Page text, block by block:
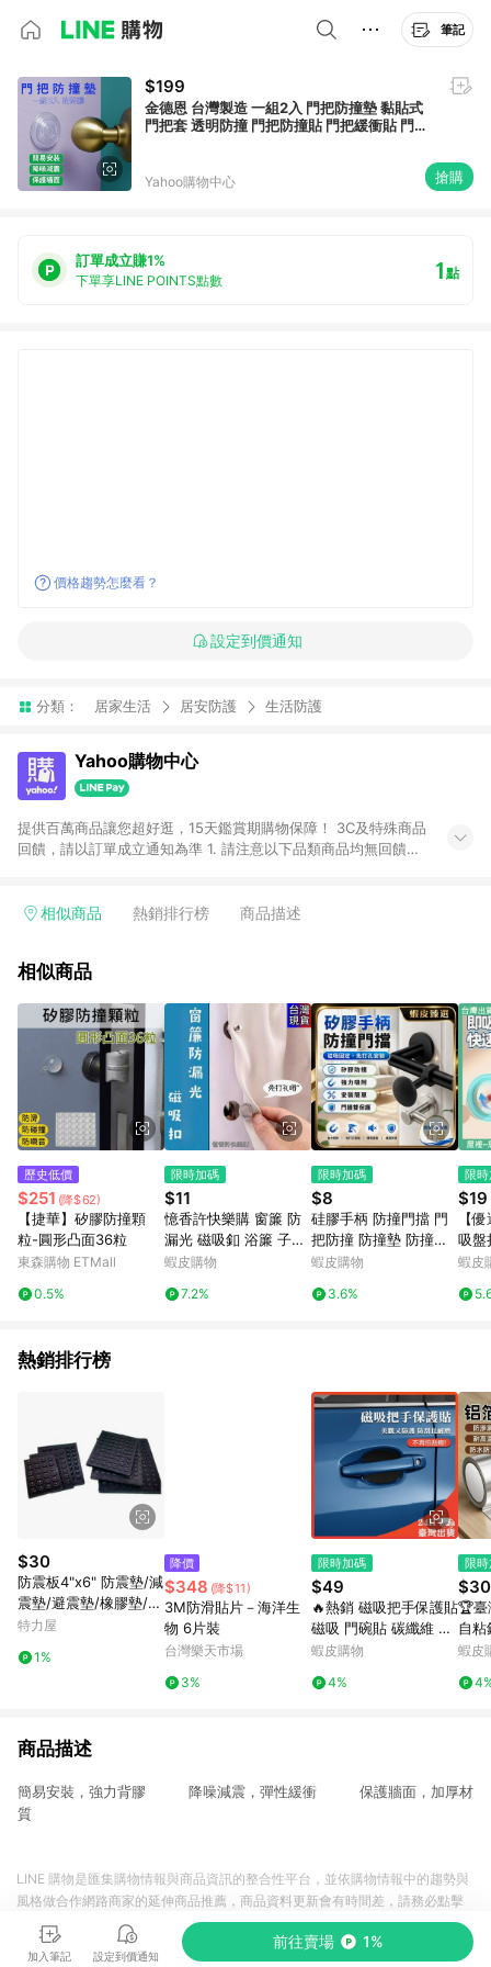
筆記
$199
金德恩 台灣製造 一組2入 門把防撞墊 黏貼式
門把套 透明防撞 門把防撞貼 門把緩衝貼 門把
Yahoo購物中心 搶購
訂單成立賺1%
下單享LINE POINTS點數 1點
價格趨勢怎麼看？
設定到價通知
分類： 居家生活 居安防護 生活防護
Yahoo購物中心
提供百萬商品讓您超好逛，15天鑑賞期購物保障！ 3C及特殊商品
回饋，請以訂單成立通知為準 1. 請注意以下品類商品均無回饋：
電玩/遊戲/相機/單眼/鏡頭/拍立得 [2024/6/1起適用] -內接硬
的購回饋活動享Yahoo超贈點回饋者 - 購物中心商店之商品：商
3. 訂單回饋金額將扣除運費/購物金/超贈點/福利金/紅利折抵/折
價券等虛擬貨幣折抵 4. 大宗採購或批發轉賣不具回饋資格： 如
有相關事證認定您為大宗採購、批發轉賣而非最終消費使用者，
相關認定以Yahoo購物中心之認定為準
相似商品 熱銷排行榜 商品描述
相似商品
歷史低價
$251 (降$62)
【捷華】矽膠防撞顆
粒-圓形凸面36粒
東森購物 ETMall
0.5%
限時加碼
$11
憶香許快樂購 窗簾 防
漏光 磁吸釦 浴簾 子母
扣 強力 牆上固定器 免
蝦皮購物
7.2%
限時加碼
$8
硅膠手柄 防撞門擋 門
把防撞 防撞墊 防撞貼
門把檔 門把防靜電 門
門擋防撞 防撞門墊 防
蝦皮購物
3.6%
限
$19
【
吸盤
手柄
掛鉤
蝦皮
熱銷排行榜
$30
防震板4"x6" 防震墊/減
震墊/避震墊/橡膠墊/調
整腳/防振墊/馬達墊/緩
特力屋
1%
降價
$348 (降$11)
3M防滑貼片－海洋生
物 6片裝
台灣樂天市場
3%
限時加碼
$49
🔥熱銷 磁吸把手保護貼
磁吸 門碗貼 碳纖維 防
刮貼 門把貼 汽車防刮
護貼 車門把手貼 防刮
蝦皮購物
4%
限
$30
🏆臺
自粘
廚房
蝦皮
商品描述
簡易安裝，強力背膠 降噪減震，彈性緩衝 保護牆面，加厚材
質
加入筆記 設定到價通知
前往賣場 1%
LINE 購物是匯集購物情報與商品資訊的整合性平台，並依購物情報中的趨勢與
風格做合作網路商家的延伸商品推薦，商品資料更新會有時間差，請務必點擊
商品至各合作網路商家，確認現售價與購物條件，一切資訊以合作廠商網頁為
準。